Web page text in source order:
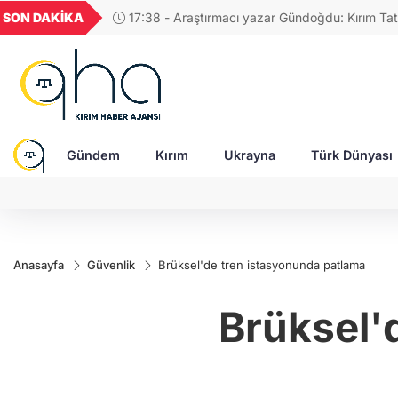
SON DAKİKA
UYU
1,1820
18,1984
16,2309
28,0626
Gündem Kırım Ukrayna Türk Dünyası
Anasayfa Güvenlik Brüksel'de tren istasyonunda patlama